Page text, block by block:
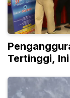
Tertinggi,